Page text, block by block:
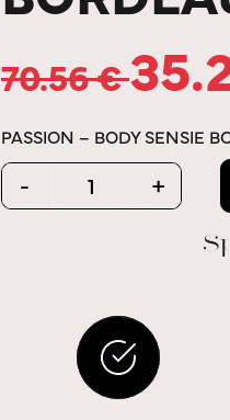
70.56€
PASSION – BODY SENSIE
Quantity
- +